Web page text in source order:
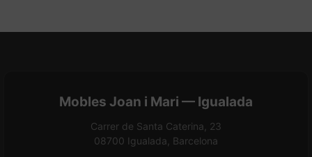
Mobles Joan i Mari — Igualada
Carrer de Santa Caterina, 23
08700 Igualada, Barcelona